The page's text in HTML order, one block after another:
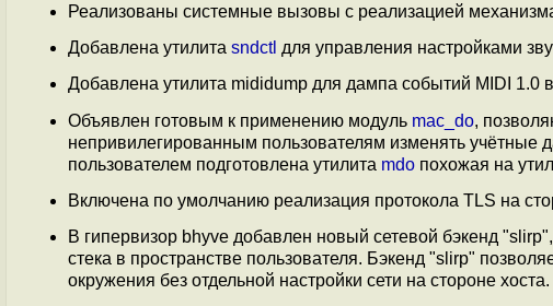
Реализованы системные вызовы c реализацией
Добавлена утилита sndctl для управления настройками
Добавлена утилита mididump для дампа событий MIDI 1.0
Объявлен готовым к применению модуль mac_do,
непривилегированным пользователям изменять учётные
пользователем подготовлена утилита mdo похожая на
Включена по умолчанию реализация протокола TLS на
В гипервизор bhyve добавлен новый сетевой бэкенд
стека в пространстве пользователя. Бэкенд "slirp"
окружения без отдельной настройки сети на стороне хоста.